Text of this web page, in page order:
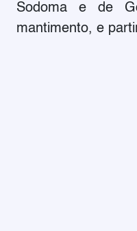
Sodoma e de
mantimento, e